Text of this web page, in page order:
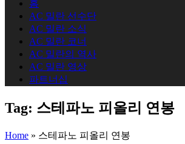
홈
AC 밀란 선수단
AC 밀란 소식
AC 밀란 코너
AC 밀란의 역사
AC 밀란 영상
파트너십
Tag: 스테파노 피올리 연봉
Home » 스테파노 피올리 연봉